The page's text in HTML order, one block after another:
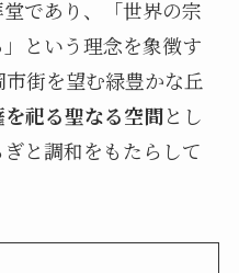
であり、「世界の宗
という理念を象徴す
街を望む緑豊かな丘
祀る聖なる空間とし
と調和をもたらして